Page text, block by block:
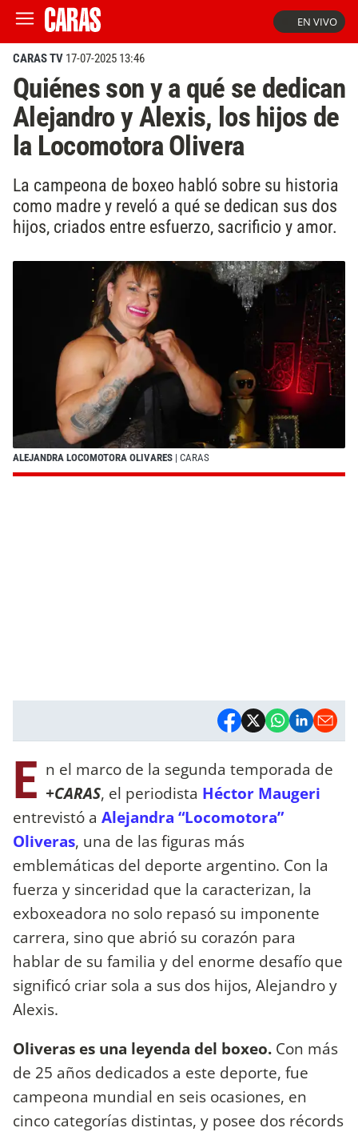
EN VIVO
CARAS TV 17-07-2025 13:46
Quiénes son y a qué se dedican
Alejandro y Alexis, los hijos de
la Locomotora Olivera
La campeona de boxeo habló sobre su historia
como madre y reveló a qué se dedican sus dos
hijos, criados entre esfuerzo, sacrificio y amor.
ALEJANDRA LOCOMOTORA OLIVARES | CARAS
E n el marco de la segunda temporada de
+CARAS, el periodista Héctor Maugeri
entrevistó a Alejandra “Locomotora”
Oliveras, una de las figuras más
emblemáticas del deporte argentino. Con la
fuerza y sinceridad que la caracterizan, la
exboxeadora no solo repasó su imponente
carrera, sino que abrió su corazón para
hablar de su familia y del enorme desafío que
significó criar sola a sus dos hijos, Alejandro y
Alexis.
Oliveras es una leyenda del boxeo. Con más
de 25 años dedicados a este deporte, fue
campeona mundial en seis ocasiones, en
cinco categorías distintas, y posee dos récords